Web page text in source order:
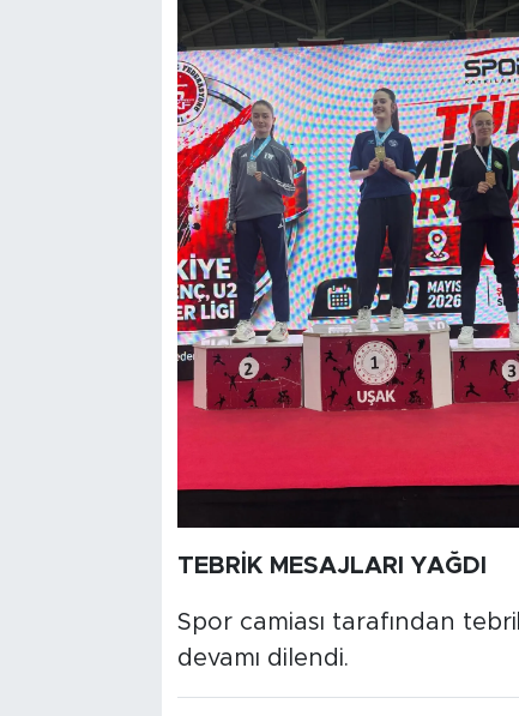
TEBRİK MESAJLARI YAĞDI
Spor camiası tarafından
devamı dilendi.